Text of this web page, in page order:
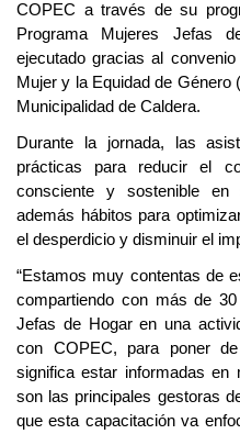
COPEC a través de su
Programa Mujeres Jefas
ejecutado gracias al
Mujer y la Equidad de
Municipalidad de Caldera.
Durante la jornada, las
prácticas para reducir el
consciente y sostenible en
además hábitos para
el desperdicio y disminuir el
“Estamos muy contentas de
compartiendo con más de
Jefas de Hogar en una
con COPEC, para poner
significa estar informadas en
son las principales gestoras
que esta capacitación va